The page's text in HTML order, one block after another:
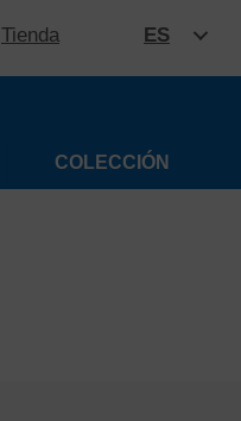
Tienda ES
COLECCIÓN